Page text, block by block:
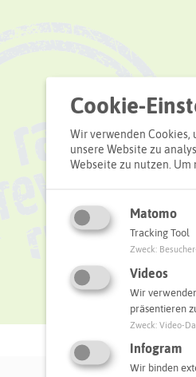
Cookie-
Wir verwenden
unsere Website zu
Webseite zu nutzen. Um
Matomo
Tracking Tool
Zweck:
Videos
Wir
präsentieren
Zweck: Video-
Infogram
Wir binden